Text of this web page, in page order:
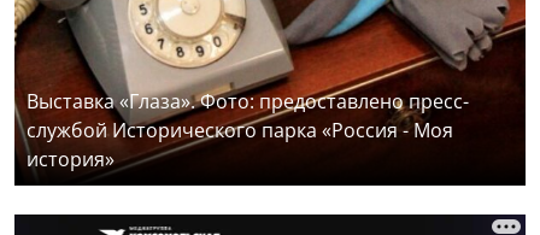
Выставка «Глаза». Фото: предоставлено пресс-
службой Исторического парка «Россия - Моя
история»